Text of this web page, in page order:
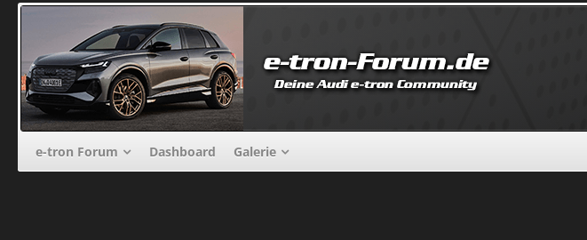
e-tron Forum Dashboard Galerie